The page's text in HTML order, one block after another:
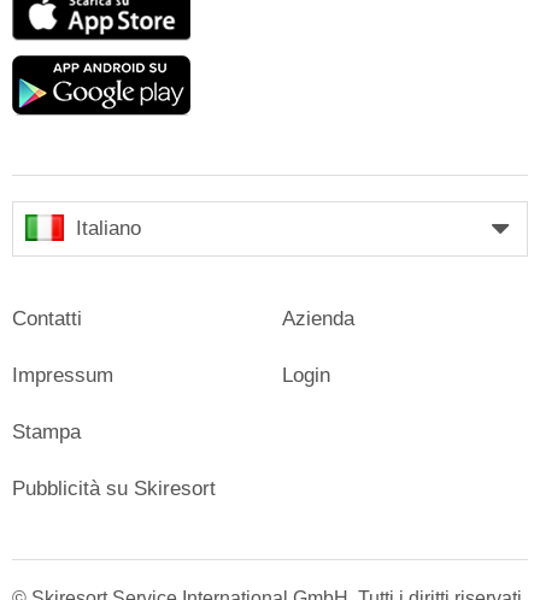
Google
Italiano
Contatti
Impressum
Stampa
Azienda
Login
Pubblicità su Skiresort